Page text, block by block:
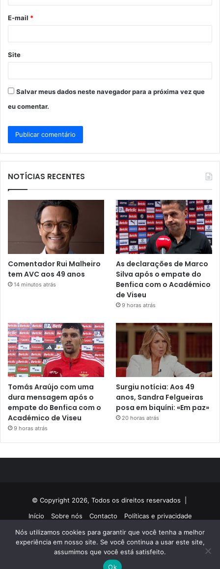
*
E-mail *
Site
Salvar meus dados neste navegador para a próxima vez que
eu comentar.
NOTÍCIAS RECENTES
Comentador Rui Malheiro
tem AVC aos 49 anos
14 minutos atrás
As declarações de Marco
Silva após o empate do
Benfica com o Académico
de Viseu
9 horas atrás
Tomás Araújo com uma
dura mensagem após o
empate do Benfica com o
Académico de Viseu
9 horas atrás
Surgiu notícia: Aos 49
anos, Sandra Felgueiras
posa em biquíni: «Em paz»
20 horas atrás
© Copyright 2026, Todos os direitos reservados |
Início
Sobre nós Contacto Políticas e privacidade
Facebook
TwitterYouTubeInstagram
Nós utilizamos cookies para garantir que você tenha a melhor
experiência em nosso site. Se você continua a usar este site,
assumimos que você está satisfeito.
Ok